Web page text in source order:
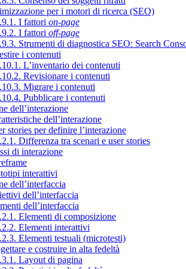
per i motori di ricerca (SEO)
I fattori on-page
I fattori off-page
Strumenti di diagnostica SEO: Search
i contenuti
L’inventario dei contenuti
Revisionare i contenuti
Migrare i contenuti
Pubblicare i contenuti
dell’interazione
dell’interazione
stories per definire l’interazione
Differenza tra scenari e user stories
di interazione
interattivi
dell’interfaccia
dell’interfaccia
dell’interfaccia
Elementi di composizione
Elementi interattivi
Elementi testuali (microtesti)
e costruire in alta fedeltà
Layout di pagina